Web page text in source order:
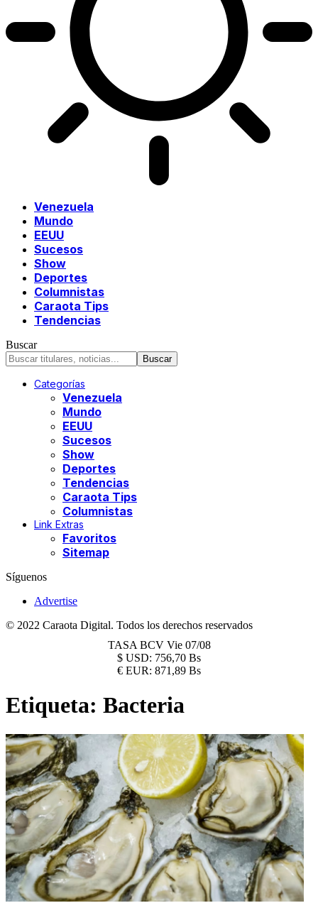
Venezuela
Mundo
EEUU
Sucesos
Show
Deportes
Columnistas
Caraota Tips
Tendencias
Buscar
Categorías
Venezuela
Mundo
EEUU
Sucesos
Show
Deportes
Tendencias
Caraota Tips
Columnistas
Link Extras
Favoritos
Sitemap
Síguenos
Advertise
© 2022 Caraota Digital. Todos los derechos reservados
TASA BCV Vie 07/08
$ USD: 756,70 Bs
€ EUR: 871,89 Bs
Etiqueta: Bacteria